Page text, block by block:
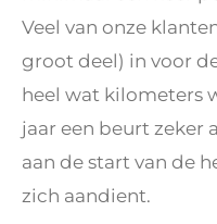
Veel van onze
groot deel) in voor
heel wat kilometers
jaar een beurt zeker
aan de start van de
zich aandient.